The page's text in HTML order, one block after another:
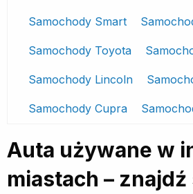
Samochody Smart
Samochody Toyota
Samochody Lincoln
Samochody Cupra
Auta używane w
miastach –